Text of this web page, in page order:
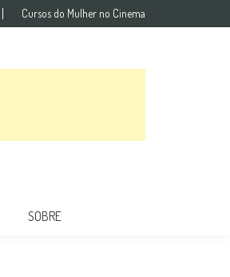
Cursos do Mulher no Cinema
SOBRE